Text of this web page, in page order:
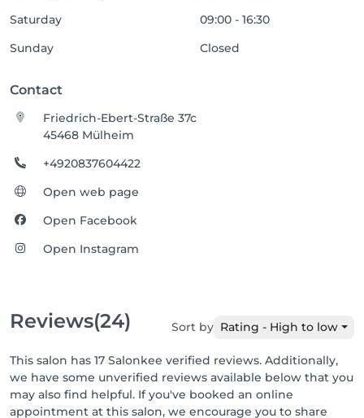
Saturday
09:00 - 16:30
Sunday
Closed
Contact
Friedrich-Ebert-Straße 37c
45468 Mülheim
+4920837604422
Open web page
Open Facebook
Open Instagram
Reviews(24) Sort by Rating - High to low
This salon has 17 Salonkee verified reviews. Additionally,
we have some unverified reviews available below that you
may also find helpful. If you've booked an online
appointment at this salon, we encourage you to share